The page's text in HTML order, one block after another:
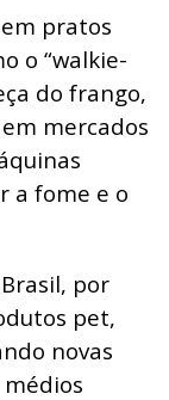
pratos
o “walkie-
do frango,
mercados
a fome e o
por
pet,
novas